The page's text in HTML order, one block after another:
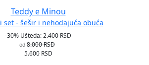
Teddy e Minou
set - šešir i nehodajuća obuća
-30% Ušteda: 2.400 RSD
od 8.000 RSD
5.600 RSD